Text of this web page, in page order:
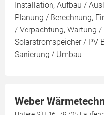
Installation, Aufbau /
Planung / Berechnung,
/ Verpachtung, Wartung /
Solarstromspeicher / PV
Sanierung / Umbau
Weber